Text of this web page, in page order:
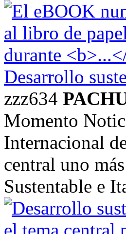
Desarrollo
zzz634
Momento
Internacional
central uno
Sustentable e